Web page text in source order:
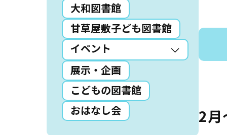
大和図書館
甘草屋敷子ども図書館
イベント
展示・企画
こどもの図書館
おはなし会
2月
お知らせ
図書館地図PDF
マンガ「雨宮敬二郎
スポンサー企業